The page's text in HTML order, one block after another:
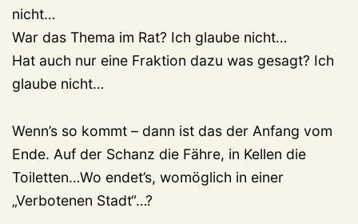
nicht…
War das Thema im Rat? Ich glaube nicht…
Hat auch nur eine Fraktion dazu was gesagt? Ich
glaube nicht…
Wenn’s so kommt – dann ist das der Anfang vom
Ende. Auf der Schanz die Fähre, in Kellen die
Toiletten…Wo endet’s, womöglich in einer
„Verbotenen Stadt“…?